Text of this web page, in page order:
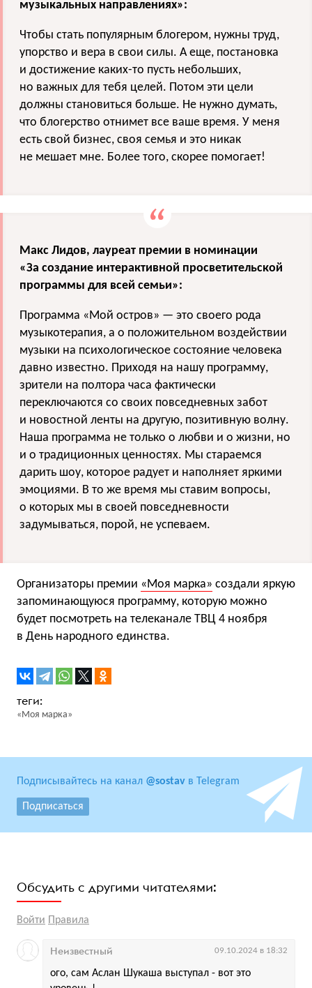
музыкальных направлениях»:
Чтобы стать популярным блогером, нужны труд,
упорство и вера в свои силы. А еще, постановка
и достижение каких-то пусть небольших,
но важных для тебя целей. Потом эти цели
должны становиться больше. Не нужно думать,
что блогерство отнимет все ваше время. У меня
есть свой бизнес, своя семья и это никак
не мешает мне. Более того, скорее помогает!
Макс Лидов, лауреат премии в номинации
«За создание интерактивной просветительской
программы для всей семьи»:
Программа «Мой остров» — это своего рода
музыкотерапия, а о положительном воздействии
музыки на психологическое состояние человека
давно известно. Приходя на нашу программу,
зрители на полтора часа фактически
переключаются со своих повседневных забот
и новостной ленты на другую, позитивную волну.
Наша программа не только о любви и о жизни, но
и о традиционных ценностях. Мы стараемся
дарить шоу, которое радует и наполняет яркими
эмоциями. В то же время мы ставим вопросы,
о которых мы в своей повседневности
задумываться, порой, не успеваем.
Организаторы премии «Моя марка» создали яркую
запоминающуюся программу, которую можно
будет посмотреть на телеканале ТВЦ 4 ноября
в День народного единства.
«Моя марка»
Подписывайтесь на канал @sostav в Telegram
Подписаться
Обсудить с другими читателями:
Войти Правила
ого, сам Аслан Шукаша выступал - вот это
Неизвестный 09.10.2024 в 18:32